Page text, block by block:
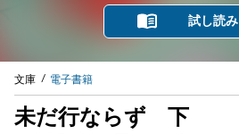
試し読み
文庫 電子書籍
未だ行ならず 下